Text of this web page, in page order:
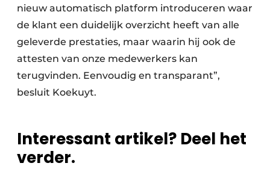
nieuw automatisch platform introduceren waar
de klant een duidelijk overzicht heeft van alle
geleverde prestaties, maar waarin hij ook de
attesten van onze medewerkers kan
terugvinden. Eenvoudig en transparant”,
besluit Koekuyt.
Interessant artikel? Deel het
verder.